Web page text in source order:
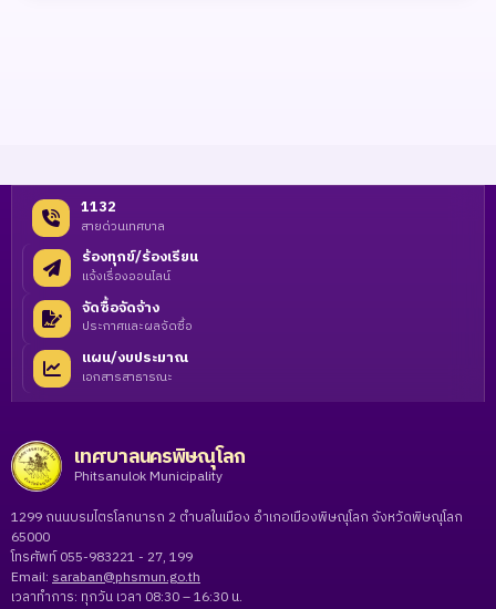
1132
สายด่วนเทศบาล
ร้องทุกข์/ร้องเรียน
แจ้งเรื่องออนไลน์
จัดซื้อจัดจ้าง
ประกาศและผลจัดซื้อ
แผน/งบประมาณ
เอกสารสาธารณะ
เทศบาลนครพิษณุโลก
Phitsanulok Municipality
1299 ถนนบรมไตรโลกนารถ 2 ตำบลในเมือง อำเภอเมืองพิษณุโลก จังหวัดพิษณุโลก
65000
โทรศัพท์ 055-983221 - 27, 199
Email: saraban@phsmun.go.th
เวลาทำการ: ทุกวัน เวลา 08:30 – 16:30 น.